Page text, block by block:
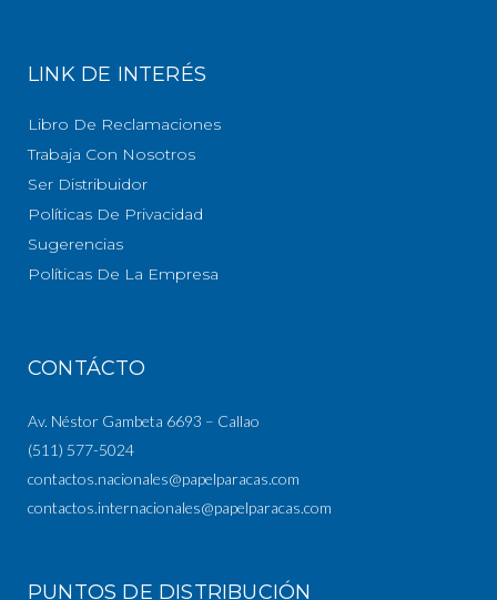
LINK DE INTERÉS
Libro De Reclamaciones
Trabaja Con Nosotros
Ser Distribuidor
Políticas De Privacidad
Sugerencias
Políticas De La Empresa
CONTÁCTO
Av. Néstor Gambeta 6693 – Callao
(511) 577-5024
contactos.nacionales@papelparacas.com
contactos.internacionales@papelparacas.com
PUNTOS DE DISTRIBUCIÓN